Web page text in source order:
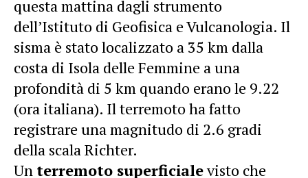
questa mattina dagli strumento
dell’Istituto di Geofisica e Vulcanologia. Il
sisma è stato localizzato a 35 km dalla
costa di Isola delle Femmine a una
profondità di 5 km quando erano le 9.22
(ora italiana). Il terremoto ha fatto
registrare una magnitudo di 2.6 gradi
della scala Richter.
Un terremoto superficialevisto che